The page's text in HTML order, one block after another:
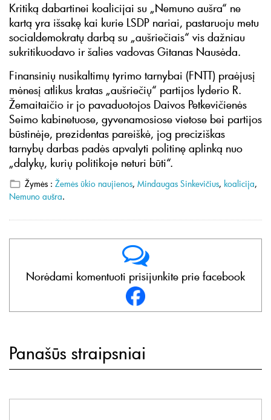
Kritiką dabartinei koalicijai su „Nemuno aušra“ ne
kartą yra išsakę kai kurie LSDP nariai, pastaruoju metu
socialdemokratų darbą su „aušriečiais“ vis dažniau
sukritikuodavo ir šalies vadovas Gitanas Nausėda.
Finansinių nusikaltimų tyrimo tarnybai (FNTT) praėjusį
mėnesį atlikus kratas „aušriečių“ partijos lyderio R.
Žemaitaičio ir jo pavaduotojos Daivos Petkevičienės
Seimo kabinetuose, gyvenamosiose vietose bei partijos
būstinėje, prezidentas pareiškė, jog preciziškas
tarnybų darbas padės apvalyti politinę aplinką nuo
„dalykų, kurių politikoje neturi būti“.
Žymės : Žemės ūkio naujienos, Mindaugas Sinkevičius, koalicija,
Nemuno aušra.
Norėdami komentuoti prisijunkite prie facebook
Panašūs straipsniai